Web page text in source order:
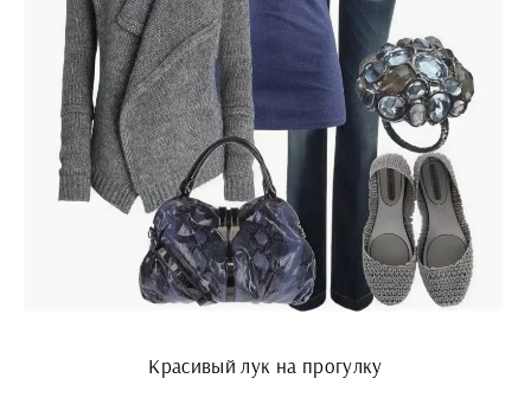
Красивый лук на прогулку